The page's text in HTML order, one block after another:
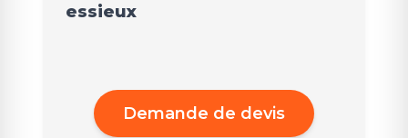
essieux
Demande de devis